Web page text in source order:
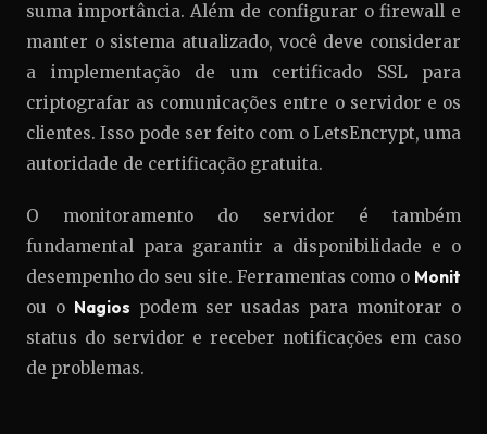
suma importância. Além de configurar o firewall e
manter o sistema atualizado, você deve considerar
a implementação de um certificado SSL para
criptografar as comunicações entre o servidor e os
clientes. Isso pode ser feito com o LetsEncrypt, uma
autoridade de certificação gratuita.
O monitoramento do servidor é também
fundamental para garantir a disponibilidade e o
desempenho do seu site. Ferramentas como o Monit
ou o Nagios podem ser usadas para monitorar o
status do servidor e receber notificações em caso
de problemas.